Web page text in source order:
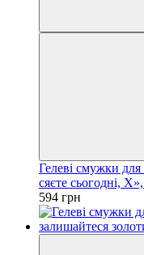
Гелеві смужки для
сяєте сьогодні,
594 грн